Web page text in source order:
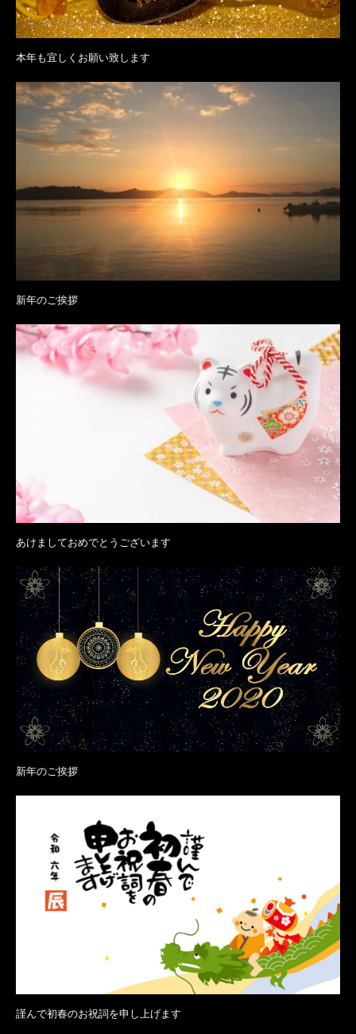
本年も宜しくお願い致します
新年のご挨拶
あけましておめでとうございます
新年のご挨拶
謹んで初春のお祝詞を申し上げます